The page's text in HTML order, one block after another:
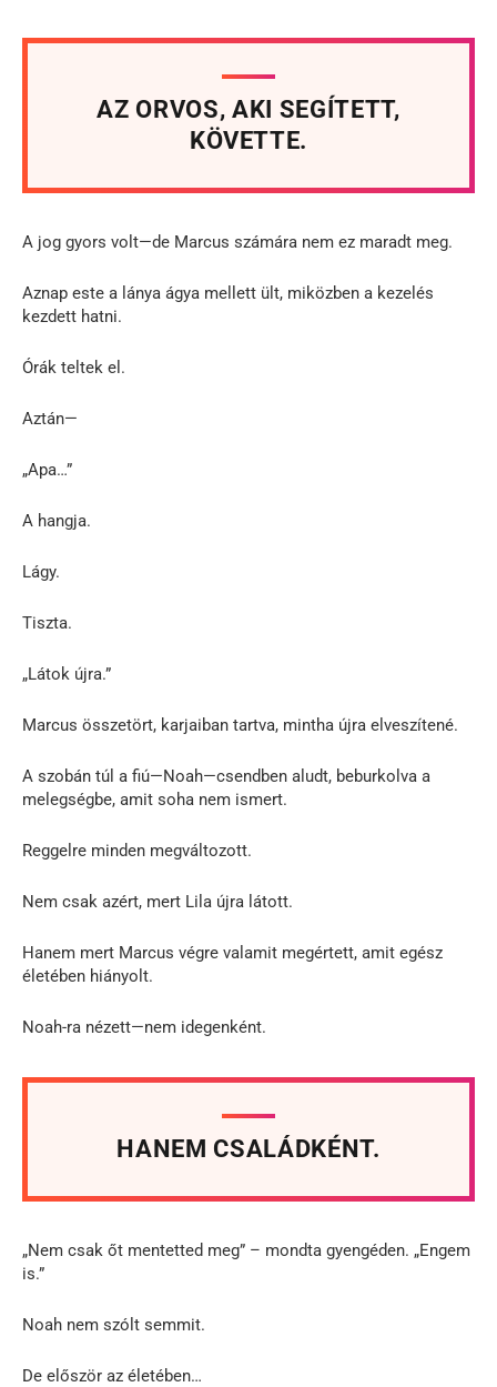
AZ ORVOS, AKI SEGÍTETT,
KÖVETTE.
A jog gyors volt—de Marcus számára nem ez maradt meg.
Aznap este a lánya ágya mellett ült, miközben a kezelés
kezdett hatni.
Órák teltek el.
Aztán—
„Apa…”
A hangja.
Lágy.
Tiszta.
„Látok újra.”
Marcus összetört, karjaiban tartva, mintha újra elveszítené.
A szobán túl a fiú—Noah—csendben aludt, beburkolva a
melegségbe, amit soha nem ismert.
Reggelre minden megváltozott.
Nem csak azért, mert Lila újra látott.
Hanem mert Marcus végre valamit megértett, amit egész
életében hiányolt.
Noah-ra nézett—nem idegenként.
HANEM CSALÁDKÉNT.
„Nem csak őt mentetted meg” – mondta gyengéden. „Engem
is.”
Noah nem szólt semmit.
De először az életében…